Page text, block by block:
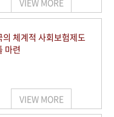
VIEW MORE
의 체계적 사회보험제도
마련
VIEW MORE